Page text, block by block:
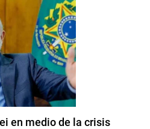
en medio de la crisis